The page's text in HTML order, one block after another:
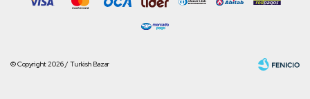
© Copyright 2026 / Turkish Bazar